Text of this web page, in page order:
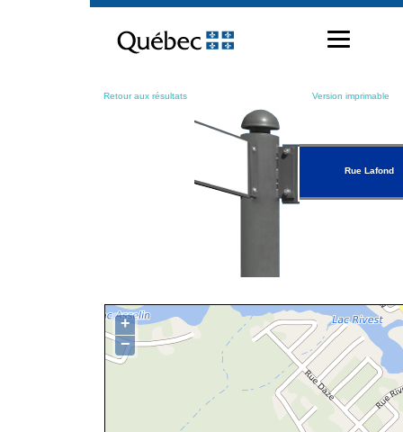
contenu
Retour aux résultats Version imprimable
Rue Lafond
+
−